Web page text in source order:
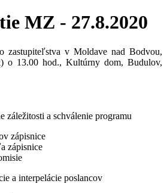
MZ - 27.8.2020
zastupiteľstva v Moldave nad Bodvou,
o 13.00 hod., Kultúrny dom, Budulov,
záležitosti a schválenie programu
zápisnice
zápisnice
a interpelácie poslancov